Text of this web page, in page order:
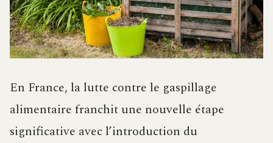
En France, la lutte contre le gaspillage
alimentaire franchit une nouvelle étape
significative avec l’introduction du